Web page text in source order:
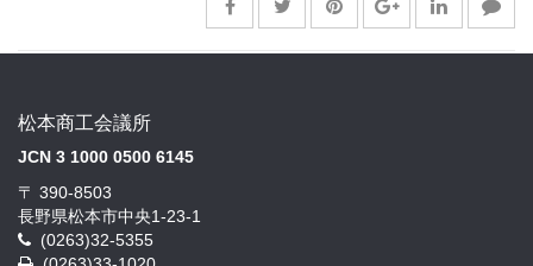
松本商工会議所
JCN 3 1000 0500 6145
〒 390-8503
長野県松本市中央1-23-1
(0263)32-5355